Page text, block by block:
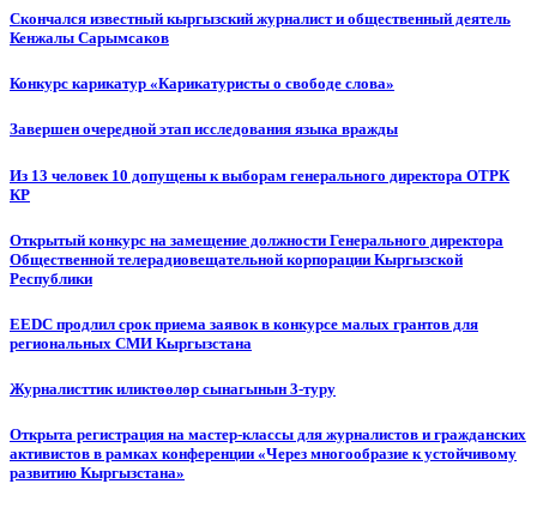
Скончался известный кыргызский журналист и общественный деятель
Кенжалы Сарымсаков
Конкурс карикатур «Карикатуристы о свободе слова»
Завершен очередной этап исследования языка вражды
Из 13 человек 10 допущены к выборам генерального директора ОТРК
КР
Открытый конкурс на замещение должности Генерального директора
Общественной телерадиовещательной корпорации Кыргызской
Республики
EEDC продлил срок приема заявок в конкурсе малых грантов для
региональных СМИ Кыргызстана
Журналисттик иликтөөлөр сынагынын 3-туру
Открыта регистрация на мастер-классы для журналистов и гражданских
активистов в рамках конференции «Через многообразие к устойчивому
развитию Кыргызстана»